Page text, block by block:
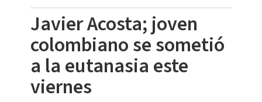
Javier Acosta; joven
colombiano se sometió
a la eutanasia este
viernes